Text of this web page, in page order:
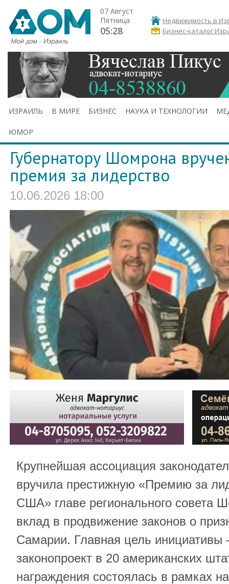
07 Август
Пятница
05:28
Недвижимость в
Бизнес-каталог
ИЗРАИЛЬ В МИРЕ БИЗНЕС НАУКА И ТЕХНОЛОГИИ
ЮМОР
Губернатору Шомрона
премия за лидерство
10.06.2026 18:00
Крупнейшая ассоциация
вручила престижную «Премию за
США» главе регионального совета
вклад в продвижение законов о
Самарии. Главная цель
законопроект в 20 американских
награждения состоялась в рамках